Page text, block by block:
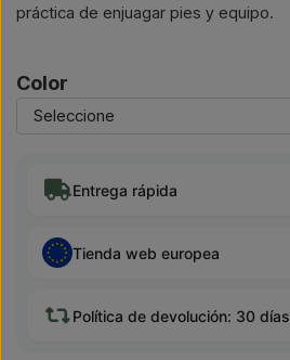
práctica de enjuagar pies y equipo.
Color
Entrega rápida
Tienda web europea
Política de devolución: 30 días